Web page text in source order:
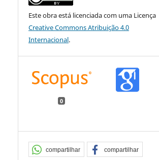
Este obra está licenciada com uma Licença
Creative Commons Atribuição 4.0
Internacional.
0
compartilhar compartilhar